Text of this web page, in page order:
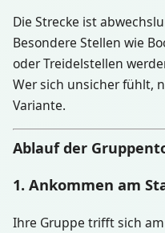
Die Strecke ist
Besondere Stellen wie
oder Treidelstellen
Wer sich unsicher fühlt,
Variante.
Ablauf der
1. Ankommen am
Ihre Gruppe trifft sich